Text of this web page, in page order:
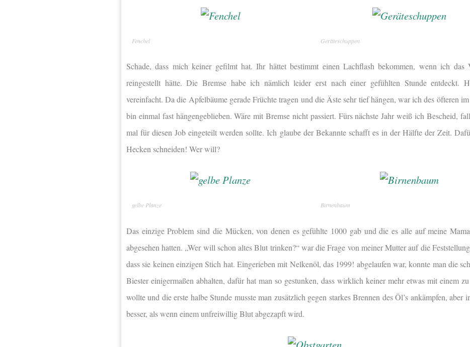
Fenchel Geräteschuppen
Schade, dass mich keiner gefilmt hat. Ihr hättet bestimmt einen Lachflash bekommen, wenn ich das
reingestellt hätte. Die Bremse habe ich nämlich leider erst nach einer gefühlten Stunde entdeckt.
vereinfacht. Da die Apfelbäume gerade Früchte tragen und die Äste sehr tief hängen, war ich des öfteren
bin einmal fast hängengeblieben. Wäre mit Bremse nicht passiert. Fürs nächste Jahr weiß ich Bescheid,
mal für diesen Job eingeteilt werden sollte. Ich glaube der Bekannte schafft es in der Hälfte der Zeit.
Hecken schneiden! Wer will?
gelbe Planze Birnenbaum
Das einzige Problem sind die Mücken, von denen es gefühlte 1000 gab und die es alle auf meine
abgesehen hatten. „Wer will schon altes Blut trinken?“ war die Frage von meiner Mutter auf die
dass sie keinen einzigen Stich hat. Eingerieben mit Nelkenöl, das 1999! abgelaufen war, konnte man die
Biester einigermaßen abhalten, dafür hat man so gestunken, dass wirklich keiner mehr etwas mit einem
wollte und die erste halbe Stunde musste man zusätzlich gegen starkes Brennen des Öl’s ankämpfen, aber
besser, als wenn einem unfreiwillig Blut abgezapft wird.